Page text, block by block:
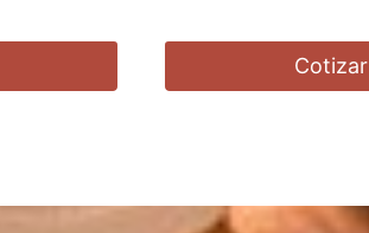
Cotizar